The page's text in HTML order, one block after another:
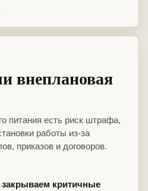
внеплановая
питания есть риск штрафа,
работы из-за
приказов и договоров.
критичные